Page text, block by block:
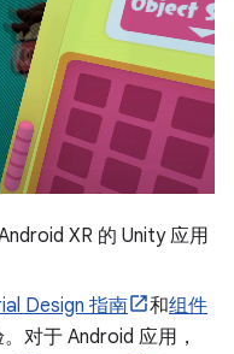
XR 的 Unity 应用
Design 指南 和组件
对于 Android 应用，